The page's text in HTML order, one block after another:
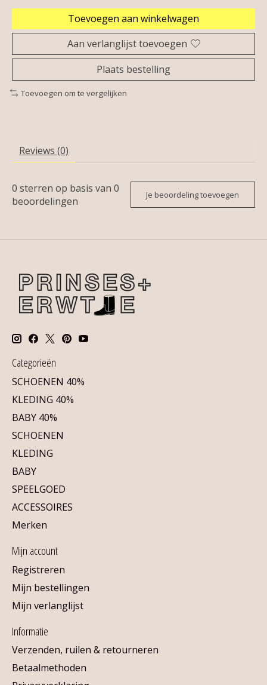
Toevoegen aan winkelwagen
Aan verlanglijst toevoegen
Plaats bestelling
Toevoegen om te vergelijken
Reviews (0)
0 sterren op basis van 0
beoordelingen
Je beoordeling toevoegen
Categorieën
SCHOENEN 40%
KLEDING 40%
BABY 40%
SCHOENEN
KLEDING
BABY
SPEELGOED
ACCESSOIRES
Merken
Mijn account
Registreren
Mijn bestellingen
Mijn verlanglijst
Informatie
Verzenden, ruilen & retourneren
Betaalmethoden